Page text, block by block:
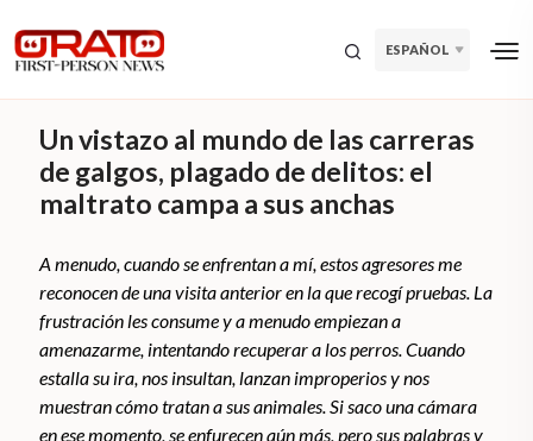
ESPAÑOL
Un vistazo al mundo de las carreras
de galgos, plagado de delitos: el
maltrato campa a sus anchas
A menudo, cuando se enfrentan a mí, estos agresores me
reconocen de una visita anterior en la que recogí pruebas. La
frustración les consume y a menudo empiezan a
amenazarme, intentando recuperar a los perros. Cuando
estalla su ira, nos insultan, lanzan improperios y nos
muestran cómo tratan a sus animales. Si saco una cámara
en ese momento, se enfurecen aún más, pero sus palabras y